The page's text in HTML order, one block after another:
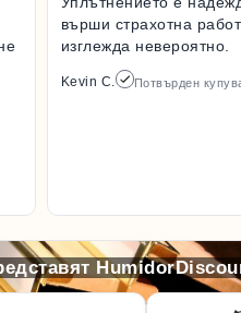
върши страхотна
изглежда невероятно.
Kevin C. Потвърден